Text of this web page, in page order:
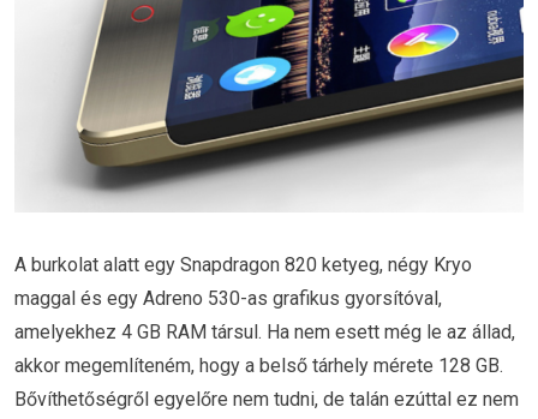
A burkolat alatt egy Snapdragon 820 ketyeg, négy Kryo
maggal és egy Adreno 530-as grafikus gyorsítóval,
amelyekhez 4 GB RAM társul. Ha nem esett még le az állad,
akkor megemlíteném, hogy a belső tárhely mérete 128 GB.
Bővíthetőségről egyelőre nem tudni, de talán ezúttal ez nem